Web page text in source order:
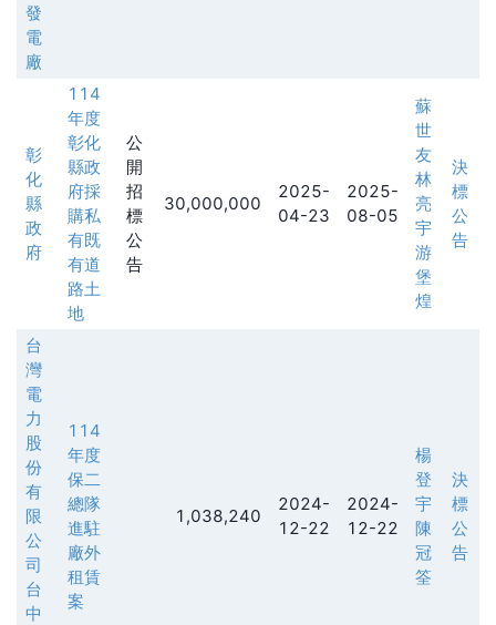
發
電
廠
彰
化
縣
政
府
114
年度
彰化
縣政
府採
購私
有既
有道
路土
地
公
開
招
標
公
告
30,000,000
2025-
04-23
2025-
08-05
蘇
世
友
林
亮
宇
游
堡
煌
決
標
公
告
台
灣
電
力
股
份
有
限
公
司
台
中
114
年度
保二
總隊
進駐
廠外
租賃
案
1,038,240
2024-
12-22
2024-
12-22
楊
登
宇
陳
冠
筌
決
標
公
告